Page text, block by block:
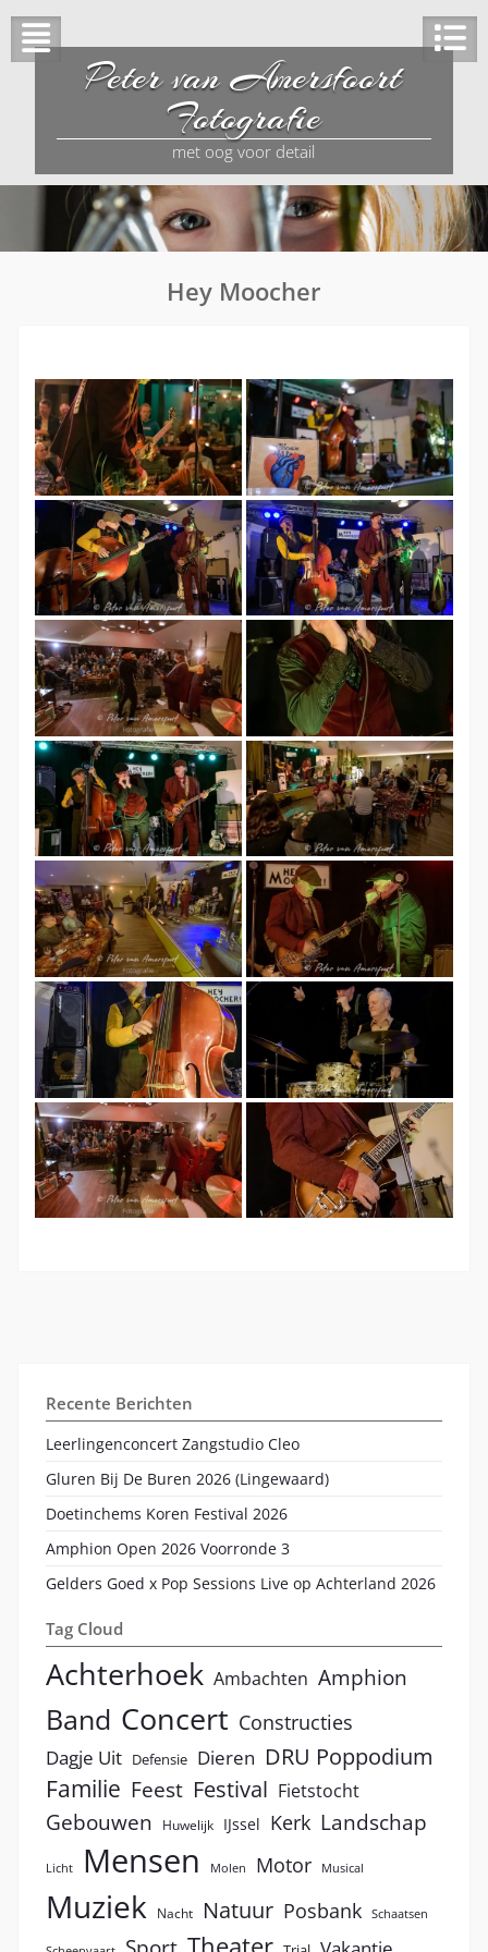
Peter van Amersfoort
Fotografie
met oog voor detail
Hey Moocher
Recente Berichten
Leerlingenconcert Zangstudio Cleo
Gluren Bij De Buren 2026 (Lingewaard)
Doetinchems Koren Festival 2026
Amphion Open 2026 Voorronde 3
Gelders Goed x Pop Sessions Live op Achterland 2026
Tag Cloud
Achterhoek Ambachten Amphion
Band Concert Constructies
Dagje Uit Defensie Dieren DRU Poppodium
Familie Feest Festival Fietstocht
Gebouwen Huwelijk IJssel Kerk Landschap
Licht Mensen Molen Motor Musical
Muziek Nacht Natuur Posbank Schaatsen